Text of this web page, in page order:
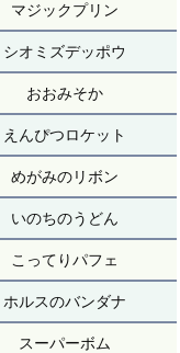
マジックプリン
シオミズデッポウ
おおみそか
えんぴつロケット
めがみのリボン
いのちのうどん
こってりパフェ
ホルスのバンダナ
スーパーボム